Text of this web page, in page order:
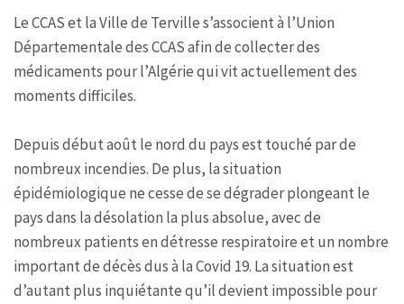
Le CCAS et laVillede Terville s’associent à l’Union
Départementale des CCAS afin de collecter des
médicaments pour l’Algérie qui vit actuellement des
moments difficiles.
Depuis début août le nord du pays est touché par de
nombreux incendies. De plus, la situation
épidémiologique ne cesse de se dégrader plongeant le
pays dans la désolation la plus absolue, avec de
nombreux patients en détresse respiratoire et un nombre
important de décès dus à la Covid 19. La situation est
d’autant plus inquiétante qu’il devient impossible pour